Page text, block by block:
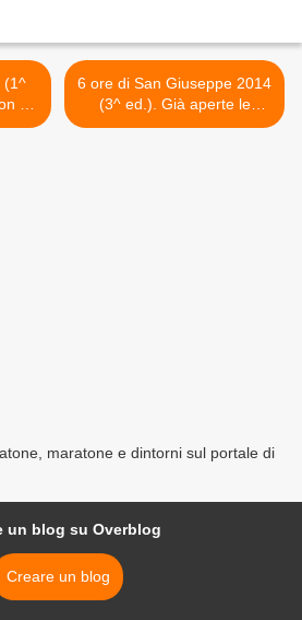
un
di
6 ore di San Giuseppe 2014
(3^ ed.). Già aperte le
iscrizioni che chiuderanno
maratone e dintorni sul portale di
un blog su Overblog
Creare un blog